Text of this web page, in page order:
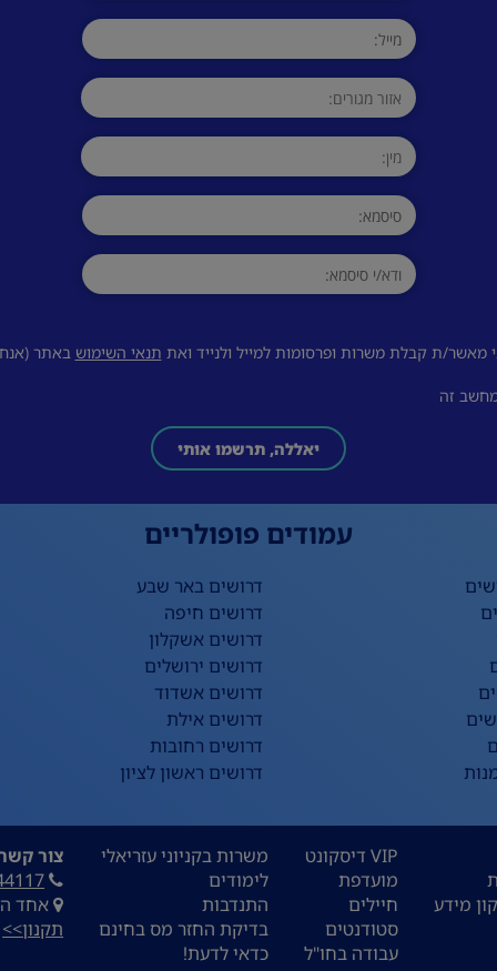
מאשר/ת קבלת משרות ופרסומות למייל ולנייד ואת תנאי השימוש באתר
זה
יאללה, תרשמו אותי
עמודים פופולריים
דרושים באר שבע
דרושים חיפה
דרושים אשקלון
דרושים ירושלים
דרושים אשדוד
דרושים אילת
דרושים רחובות
דרושים ראשון לציון
מידע
VIP דיסקונט
מועדפת
חיילים
סטודנטים
עבודה בחו"ל
משרות בקניוני עזריאלי
לימודים
התנדבות
בדיקת החזר מס בחינם
כדאי לדעת!
צור
אחד העם 9,
תקנון>>